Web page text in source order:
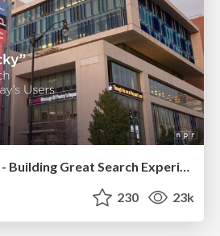
"I'm Feeling Lucky" - Building Great Search Experiences for Today's Users (#IAC19)
230 23k